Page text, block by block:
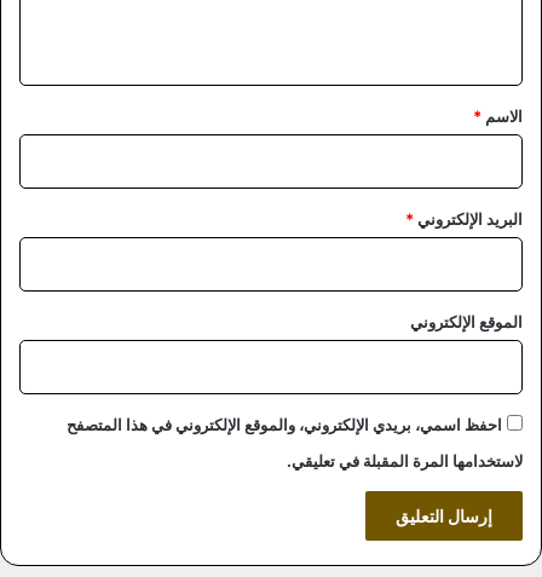
*
الاسم *
البريد الإلكتروني*
الموقع الإلكتروني
احفظ اسمي، بريدي الإلكتروني، والموقع الإلكتروني في هذا المتصفح
لاستخدامها المرة المقبلة في تعليقي.